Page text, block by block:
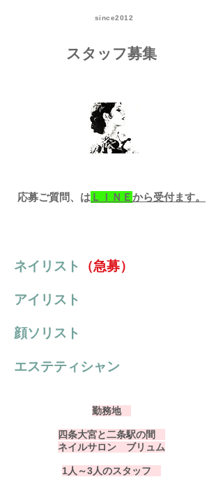
since2012
スタッフ募集
応募ご質問、は ＬＩＮＥから受付ます。
ネイリスト （急募）
アイリスト
顔ソリスト
エステティシャン
勤務地
四条大宮と二条駅の間
ネイルサロン ブリュム
1人～3人のスタッフ